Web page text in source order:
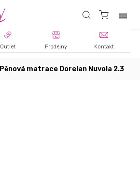
Outlet Prodejny Kontakt
Pěnová matrace Dorelan Nuvola 2.3